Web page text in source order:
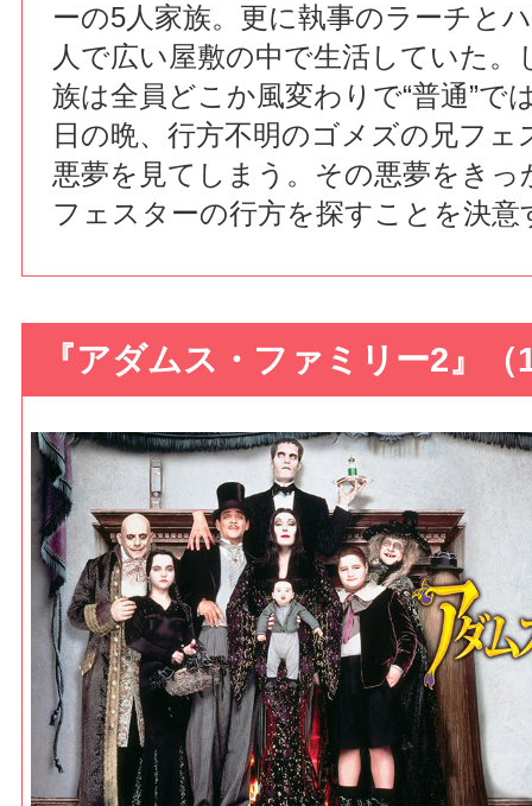
ーの5人家族。更に執事のラーチと
人で広い屋敷の中で生活していた。
族は全員どこか風変わりで“普通”で
日の晩、行方不明のゴメズの兄フェ
悪夢を見てしまう。その悪夢をき
フェスターの行方を探すことを決
『アダムス・ファミリー2』（